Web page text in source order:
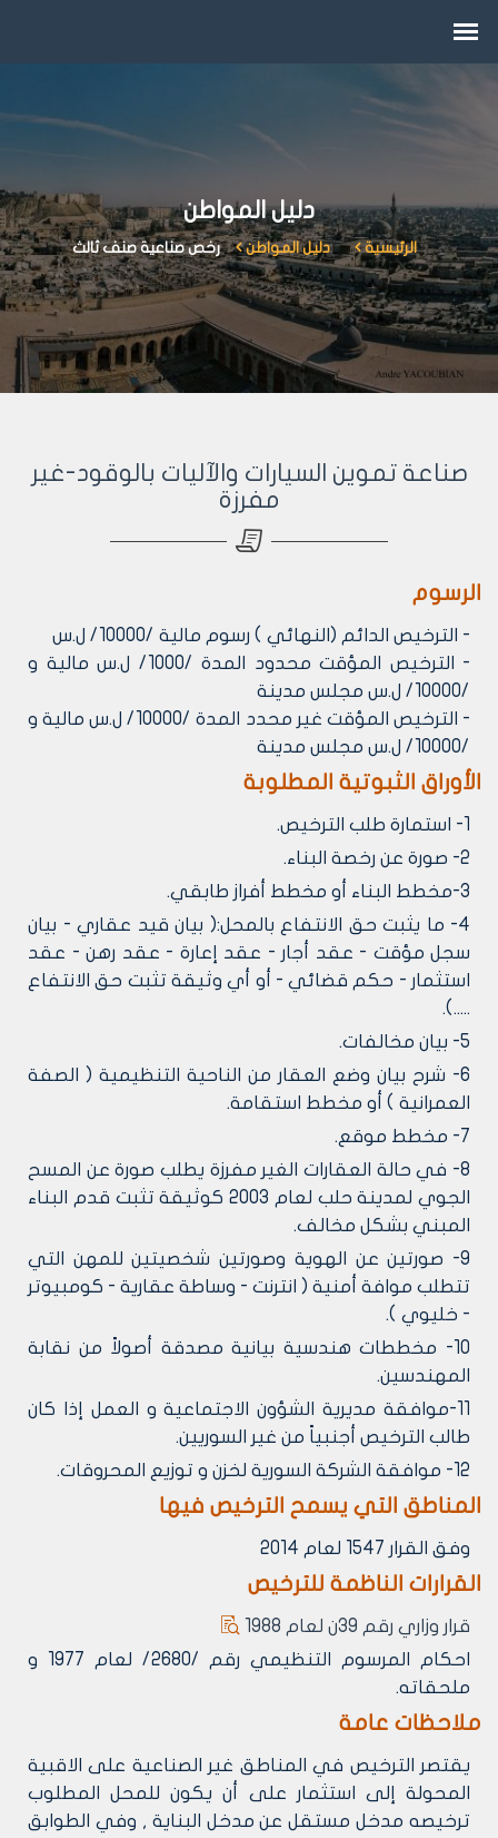
دليل المواطن
الرئيسية دليل المواطن رخص صناعية صنف ثالث
صناعة تموين السيارات والآليات بالوقود-غير
مفرزة
الرسوم
- الترخيص الدائم (النهائي ) رسوم مالية /10000/ ل.س
- الترخيص المؤقت محدود المدة /1000/ ل.س مالية و
/10000/ ل.س مجلس مدينة
- الترخيص المؤقت غير محدد المدة /10000/ ل.س مالية و
/10000/ ل.س مجلس مدينة
الأوراق الثبوتية المطلوبة
1- استمارة طلب الترخيص.
2- صورة عن رخصة البناء.
3-مخطط البناء أو مخطط أفراز طابقي.
4- ما يثبت حق الانتفاع بالمحل:( بيان قيد عقاري - بيان
سجل مؤقت - عقد أجار - عقد إعارة - عقد رهن - عقد
استثمار - حكم قضائي - أو أي وثيقة تثبت حق الانتفاع
.....).
5- بيان مخالفات.
6- شرح بيان وضع العقار من الناحية التنظيمية ( الصفة
العمرانية ) أو مخطط استقامة.
7- مخطط موقع.
8- في حالة العقارات الغير مفرزة يطلب صورة عن المسح
الجوي لمدينة حلب لعام 2003 كوثيقة تثبت قدم البناء
المبني بشكل مخالف.
9- صورتين عن الهوية وصورتين شخصيتين للمهن التي
تتطلب موافة أمنية ( انترنت - وساطة عقارية - كومبيوتر
- خليوي ).
10- مخططات هندسية بيانية مصدقة أصولاً من نقابة
المهندسين.
11-موافقة مديرية الشؤون الاجتماعية و العمل إذا كان
طالب الترخيص أجنبياً من غير السوريين.
12- موافقة الشركة السورية لخزن و توزيع المحروقات.
المناطق التي يسمح الترخيص فيها
وفق القرار 1547 لعام 2014
القرارات الناظمة للترخيص
قرار وزاري رقم 39ن لعام 1988
احكام المرسوم التنظيمي رقم /2680/ لعام 1977 و
ملحقاته.
ملاحظات عامة
يقتصر الترخيص في المناطق غير الصناعية على الاقبية
المحولة إلى استثمار على أن يكون للمحل المطلوب
ترخيصه مدخل مستقل عن مدخل البناية , وفي الطوابق